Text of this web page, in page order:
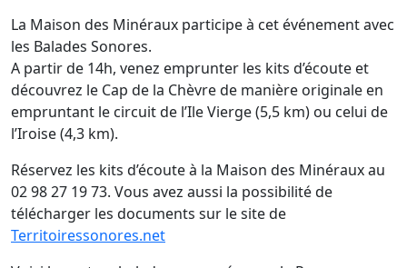
La Maison des Minéraux participe à cet événement avec
les Balades Sonores.
A partir de 14h, venez emprunter les kits d’écoute et
découvrez le Cap de la Chèvre de manière originale en
empruntant le circuit de l’Ile Vierge (5,5 km) ou celui de
l’Iroise (4,3 km).
Réservez les kits d’écoute à la Maison des Minéraux au
02 98 27 19 73. Vous avez aussi la possibilité de
télécharger les documents sur le site de
Territoiressonores.net